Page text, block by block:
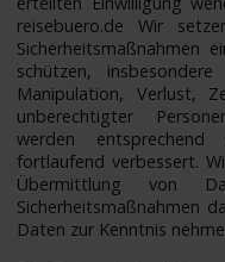
reisebuero.de Wir
Sicherheitsmaßnahmen
schützen,
Manipulation, Verlust,
unberechtigter
werden entsprechend
fortlaufend verbessert.
Übermittlung von
Sicherheitsmaßnahmen
Daten zur Kenntnis